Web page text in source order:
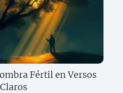
Fértil en Versos
Claros